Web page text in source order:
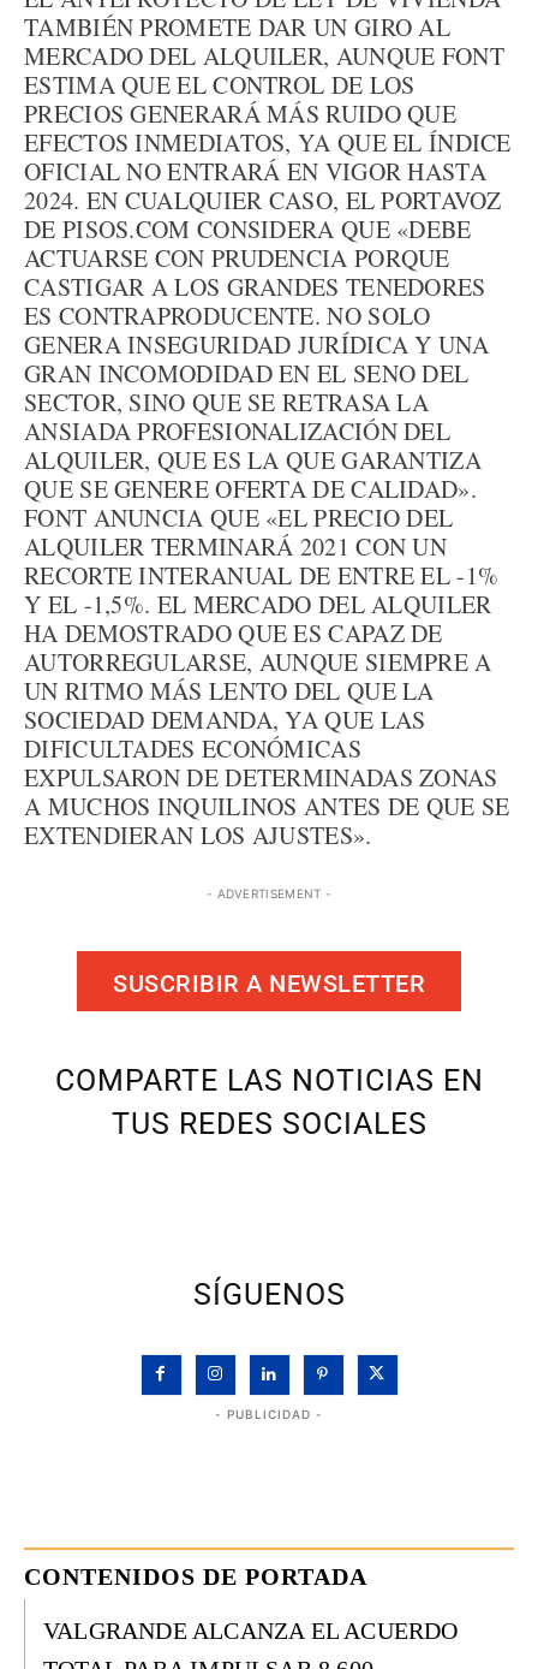
TAMBIÉN PROMETE DAR UN GIRO AL
MERCADO DEL ALQUILER, AUNQUE FONT
ESTIMA QUE EL CONTROL DE LOS
PRECIOS GENERARÁ MÁS RUIDO QUE
EFECTOS INMEDIATOS, YA QUE EL ÍNDICE
OFICIAL NO ENTRARÁ EN VIGOR HASTA
2024. EN CUALQUIER CASO, EL PORTAVOZ
DE PISOS.COM CONSIDERA QUE «DEBE
ACTUARSE CON PRUDENCIA PORQUE
CASTIGAR A LOS GRANDES TENEDORES
ES CONTRAPRODUCENTE. NO SOLO
GENERA INSEGURIDAD JURÍDICA Y UNA
GRAN INCOMODIDAD EN EL SENO DEL
SECTOR, SINO QUE SE RETRASA LA
ANSIADA PROFESIONALIZACIÓN DEL
ALQUILER, QUE ES LA QUE GARANTIZA
QUE SE GENERE OFERTA DE CALIDAD».
FONT ANUNCIA QUE «EL PRECIO DEL
ALQUILER TERMINARÁ 2021 CON UN
RECORTE INTERANUAL DE ENTRE EL -1%
Y EL -1,5%. EL MERCADO DEL ALQUILER
HA DEMOSTRADO QUE ES CAPAZ DE
AUTORREGULARSE, AUNQUE SIEMPRE A
UN RITMO MÁS LENTO DEL QUE LA
SOCIEDAD DEMANDA, YA QUE LAS
DIFICULTADES ECONÓMICAS
EXPULSARON DE DETERMINADAS ZONAS
A MUCHOS INQUILINOS ANTES DE QUE SE
EXTENDIERAN LOS AJUSTES».
- ADVERTISEMENT -
SUSCRIBIR A NEWSLETTER
COMPARTE LAS NOTICIAS EN
TUS REDES SOCIALES
SÍGUENOS
- PUBLICIDAD -
CONTENIDOS DE PORTADA
VALGRANDE ALCANZA EL ACUERDO